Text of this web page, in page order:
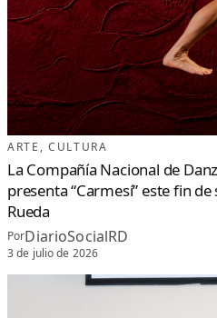
ARTE , CULTURA
La Compañía Nacional de
presenta “Carmesí” este fin
Rueda
PorDiarioSocialRD
3 de julio de 2026